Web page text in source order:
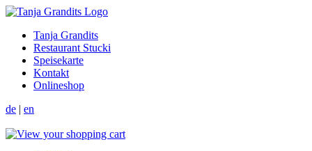
Tanja Grandits
Restaurant Stucki
Speisekarte
Kontakt
Onlineshop
de | en